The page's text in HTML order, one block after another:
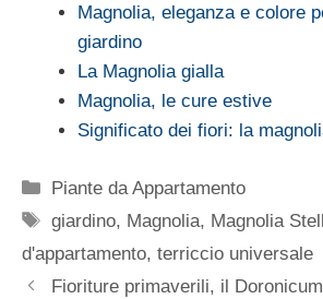
Magnolia, eleganza e colore
giardino
La Magnolia gialla
Magnolia, le cure estive
Significato dei fiori: la
Categorie
Piante da Appartamento
Tag
giardino, Magnolia, Magnolia
d'appartamento, terriccio universale
Fioriture primaverili, il Doronicum